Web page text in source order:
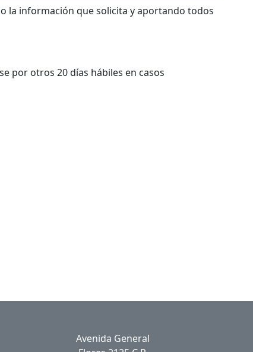
la información que solicita y aportando todos
por otros 20 días hábiles en casos
Avenida General